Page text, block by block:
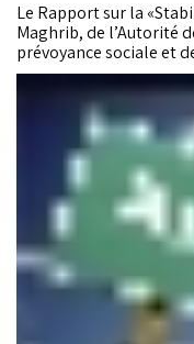
Le Rapport sur la
Maghrib, de l’Autorité
prévoyance sociale et
capitaux pointe une
des assurances,
Accidents du travail.
technique des
compenser grâce à la
financiers, portant sa